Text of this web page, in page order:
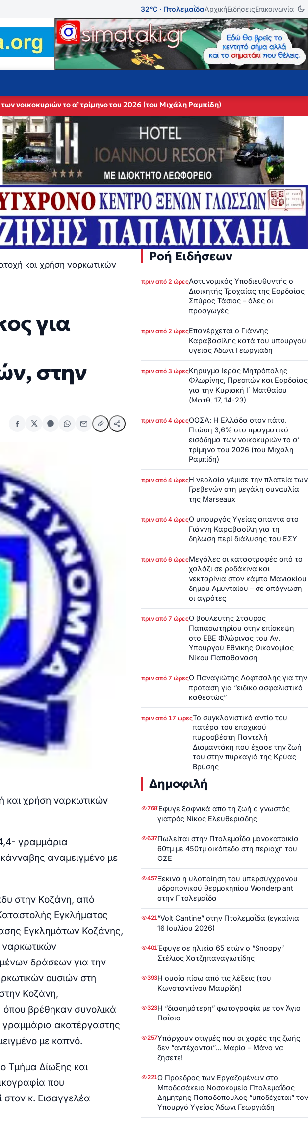
32°C · ΠτολεμαΐδαΑρχικήΕιδήσειςΕπικοινωνία
νοικοκυριών το α’ τρίμηνο του 2026 (του Μιχάλη Ραμπίδη)
και χρήση ναρκωτικών
για
στην
και χρήση ναρκωτικών
γραμμάρια
αναμειγμένο με
στην Κοζάνη, από
Εγκλήματος
Εγκλημάτων Κοζάνης,
ναρκωτικών
δράσεων για την
ουσιών στη
Κοζάνη,
όπου βρέθηκαν συνολικά
γραμμάρια ακατέργαστης
με καπνό.
Τμήμα Δίωξης και
που
κ. Εισαγγελέα
Ροή Ειδήσεων
πριν από 2 ώρεςΑστυνομικός Υποδιευθυντής ο
Διοικητής Τροχαίας της Εορδαίας
Σπύρος Τάσιος – όλες οι
προαγωγές
πριν από 2 ώρεςΕπανέρχεται ο Γιάννης
Καραβασίλης κατά του υπουργού
υγείας Άδωνι Γεωργιάδη
πριν από 3 ώρεςΚήρυγμα Ιεράς Μητρόπολης
Φλωρίνης, Πρεσπών και Εορδαίας
για την Κυριακή Ι΄ Ματθαίου
(Ματθ. 17, 14-23)
πριν από 4 ώρεςΟΟΣΑ: Η Ελλάδα στον πάτο.
Πτώση 3,6% στο πραγματικό
εισόδημα των νοικοκυριών το α’
τρίμηνο του 2026 (του Μιχάλη
Ραμπίδη)
πριν από 4 ώρεςΗ νεολαία γέμισε την πλατεία των
Γρεβενών στη μεγάλη συναυλία
της Marseaux
πριν από 4 ώρεςΟ υπουργός Υγείας απαντά στο
Γιάννη Καραβασίλη για τη
δήλωση περί διάλυσης του ΕΣΥ
πριν από 6 ώρεςΜεγάλες οι καταστροφές από το
χαλάζι σε ροδάκινα και
νεκταρίνια στον κάμπο Μανιακίου
δήμου Αμυνταίου – σε απόγνωση
οι αγρότες
πριν από 7 ώρεςΟ βουλευτής Σταύρος
Παπασωτηρίου στην επίσκεψη
στο ΕΒΕ Φλώρινας του Αν.
Υπουργού Εθνικής Οικονομίας
Νίκου Παπαθανάση
πριν από 7 ώρεςΟ Παναγιώτης Λόφτσαλης για την
πρόταση για “ειδικό ασφαλιστικό
καθεστώς”
πριν από 17 ώρεςΤο συγκλονιστικό αντίο του
πατέρα του εποχικού
πυροσβέστη Παντελή
Διαμαντάκη που έχασε την ζωή
του στην πυρκαγιά της Κρύας
Βρύσης
Δημοφιλή
768Έφυγε ξαφνικά από τη ζωή ο γνωστός
γιατρός Νίκος Ελευθεριάδης
637Πωλείται στην Πτολεμαΐδα μονοκατοικία
60τμ με 450τμ οικόπεδο στη περιοχή του
ΟΣΕ
457Ξεκινά η υλοποίηση του υπερσύγχρονου
υδροπονικού θερμοκηπίου Wonderplant
στην Πτολεμαΐδα
421“Volt Cantine” στην Πτολεμαΐδα (εγκαίνια
16 Ιουλίου 2026)
401Έφυγε σε ηλικία 65 ετών ο “Snoopy”
Στέλιος Χατζηπαναγιωτίδης
393Η ουσία πίσω από τις λέξεις (του
Κωνσταντίνου Μαυρίδη)
323Η “διασημότερη” φωτογραφία με τον Άγιο
Παΐσιο
257Υπάρχουν στιγμές που οι χαρές της ζωής
δεν “αντέχονται”… Μαρία – Μάνο να
ζήσετε!
221Ο Πρόεδρος των Εργαζομένων στο
Μποδοσάκειο Νοσοκομείο Πτολεμαΐδας
Δημήτρης Παπαδόπουλος “υποδέχεται” τον
Υπουργό Υγείας Άδωνι Γεωργιάδη